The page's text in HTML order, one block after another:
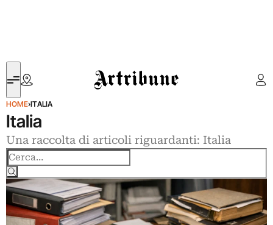
Artribune
HOME›ITALIA
Italia
Una raccolta di articoli riguardanti: Italia
Cerca